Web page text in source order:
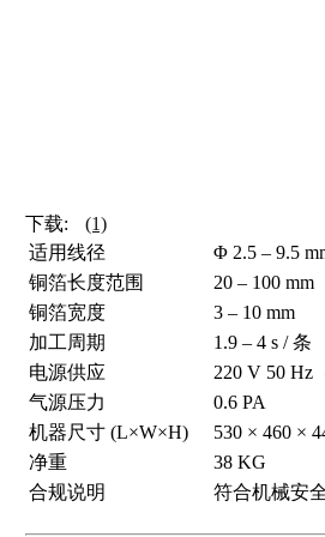
下载:
(1)
适用线径
Φ 2.5 – 9.5
铜箔长度范围
20 – 100 mm
铜箔宽度
3 – 10 mm
加工周期
1.9 – 4 s / 条
电源供应
220 V 50 Hz
气源压力
0.6 PA
机器尺寸 (L×W×H)
530 × 460 ×
净重
38 KG
合规说明
符合机械安